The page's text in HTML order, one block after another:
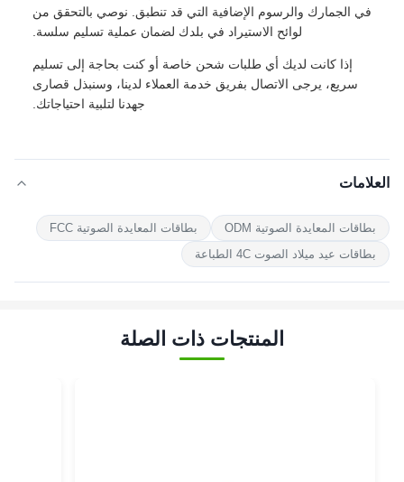
في الجمارك والرسوم الإضافية التي قد تنطبق. نوصي بالتحقق من
لوائح الاستيراد في بلدك لضمان عملية تسليم سلسة.
إذا كانت لديك أي طلبات شحن خاصة أو كنت بحاجة إلى تسليم
سريع، يرجى الاتصال بفريق خدمة العملاء لدينا، وسنبذل قصارى
جهدنا لتلبية احتياجاتك.
العلامات
بطاقات المعايدة الصوتية ODM
بطاقات المعايدة الصوتية FCC
بطاقات عيد ميلاد الصوت 4C الطباعة
المنتجات ذات الصلة